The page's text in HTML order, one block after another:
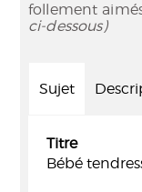
follement
ci-dessous)
Sujet
Titre
Bébé